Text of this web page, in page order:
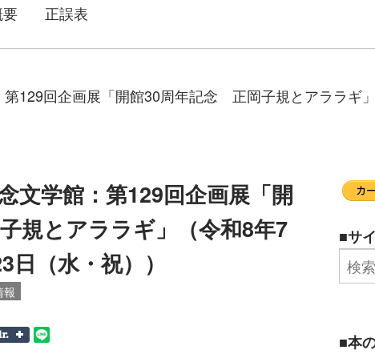
正誤表
129回企画展「開館30周年記念 正岡子規とアララギ
文学館：第129回企画展「開
規とアララギ」（令和8年7
（水・祝））
報
■サ
■本